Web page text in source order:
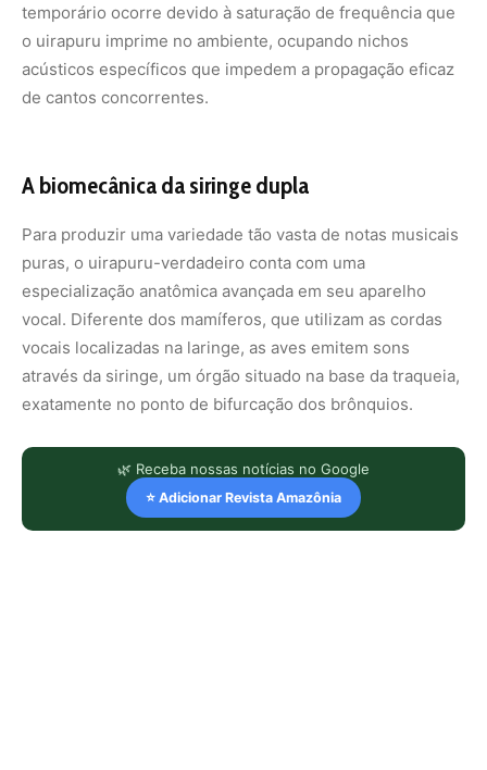
temporário ocorre devido à saturação de frequência que
o uirapuru imprime no ambiente, ocupando nichos
acústicos específicos que impedem a propagação eficaz
de cantos concorrentes.
A biomecânica da siringe dupla
Para produzir uma variedade tão vasta de notas musicais
puras, o uirapuru-verdadeiro conta com uma
especialização anatômica avançada em seu aparelho
vocal. Diferente dos mamíferos, que utilizam as cordas
vocais localizadas na laringe, as aves emitem sons
através da siringe, um órgão situado na base da traqueia,
exatamente no ponto de bifurcação dos brônquios.
🌿 Receba nossas notícias no Google
⭐ Adicionar Revista Amazônia